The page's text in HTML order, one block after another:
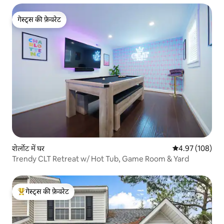
गेस्ट्स की फ़ेवरेट
गेस्ट्स की फ़ेवरेट
शेर्लोट में घर औसत रेटिंग 5 में से
4.97 (108)
Trendy CLT Retreat w/ Hot Tub, Game Room & Yard
गेस्ट्स का टॉप फ़ेवरेट
गेस्ट्स की फ़ेवरेट